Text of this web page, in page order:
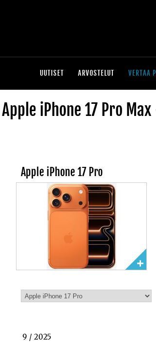
UUTISET ARVOSTELUT VERTAA
iPhone 17 Pro
Apple iPhone 17 Pro
9 / 2025